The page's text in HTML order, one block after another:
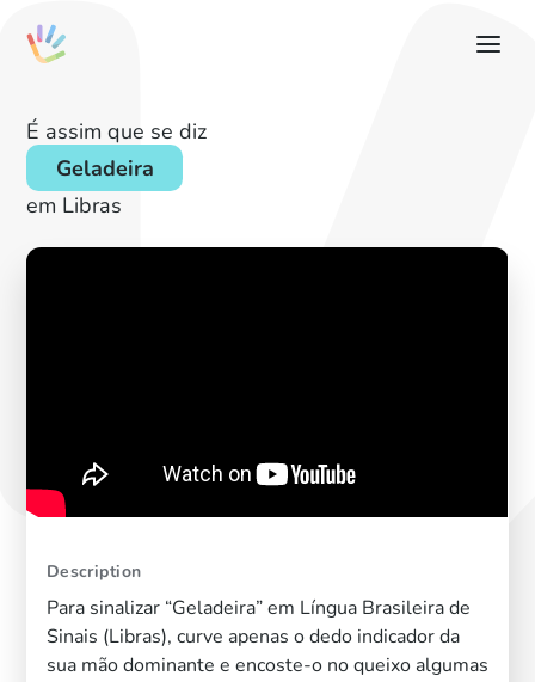
É assim que se diz
Geladeira
em Libras
Description
Para sinalizar “Geladeira” em Língua Brasileira de
Sinais (Libras), curve apenas o dedo indicador da
sua mão dominante e encoste-o no queixo algumas